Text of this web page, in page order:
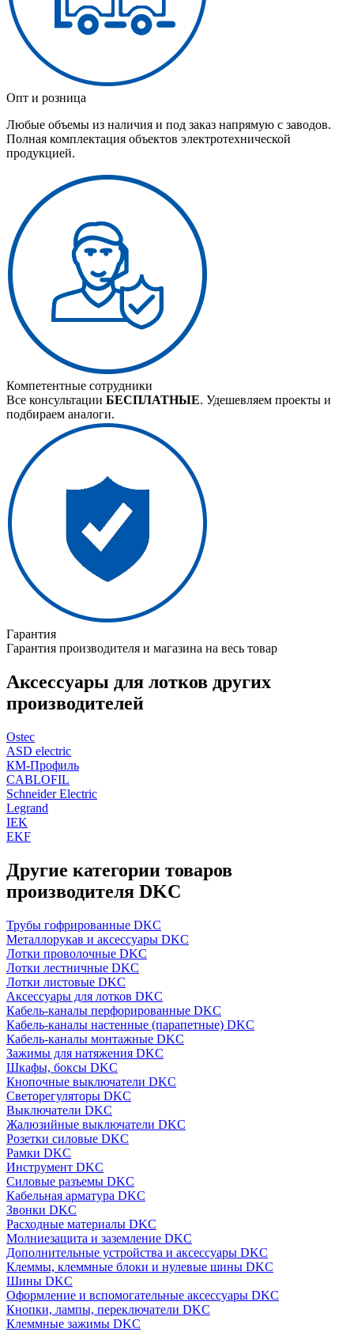
Опт и розница
Любые объемы из наличия и под заказ напрямую с заводов.
Полная комплектация объектов электротехнической
продукцией.
Компетентные сотрудники
Все консультации БЕСПЛАТНЫЕ. Удешевляем проекты и
подбираем аналоги.
Гарантия
Гарантия производителя и магазина на весь товар
Аксессуары для лотков других
производителей
Ostec
ASD electric
КМ-Профиль
CABLOFIL
Schneider Electric
Legrand
IEK
EKF
Другие категории товаров
производителя DKC
Трубы гофрированные DKC
Металлорукав и аксессуары DKC
Лотки проволочные DKC
Лотки лестничные DKC
Лотки листовые DKC
Аксессуары для лотков DKC
Кабель-каналы перфорированные DKC
Кабель-каналы настенные (парапетные) DKC
Кабель-каналы монтажные DKC
Зажимы для натяжения DKC
Шкафы, боксы DKC
Кнопочные выключатели DKC
Светорегуляторы DKC
Выключатели DKC
Жалюзийные выключатели DKC
Розетки силовые DKC
Рамки DKC
Инструмент DKC
Силовые разъемы DKC
Кабельная арматура DKC
Звонки DKC
Расходные материалы DKC
Молниезащита и заземление DKC
Дополнительные устройства и аксессуары DKC
Клеммы, клеммные блоки и нулевые шины DKC
Шины DKC
Оформление и вспомогательные аксессуары DKC
Кнопки, лампы, переключатели DKC
Клеммные зажимы DKC